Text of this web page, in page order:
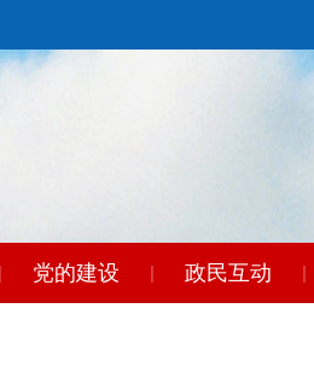
党的建设 | 政民互动 |